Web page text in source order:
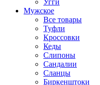
Угги
Мужское
Все товары
Туфли
Кроссовки
Кеды
Слипоны
Сандалии
Сланцы
Биркенштоки